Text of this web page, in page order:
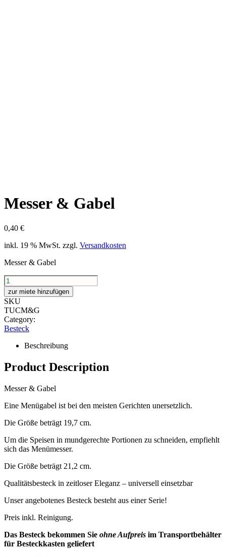
Messer & Gabel
0,40 €
inkl. 19 % MwSt. zzgl. Versandkosten
Messer & Gabel
Messer
&
Gabel
Menge
zur miete hinzufügen
SKU
TUCM&G
Category:
Besteck
Beschreibung
Product Description
Messer & Gabel
Eine Menügabel ist bei den meisten Gerichten unersetzlich.
Die Größe beträgt 19,7 cm.
Um die Speisen in mundgerechte Portionen zu schneiden, empfiehlt
sich das Menümesser.
Die Größe beträgt 21,2 cm.
Qualitätsbesteck in zeitloser Eleganz – universell einsetzbar
Unser angebotenes Besteck besteht aus einer Serie!
Preis inkl. Reinigung.
Das Besteck bekommen Sie ohne Aufpreis im Transportbehälter
für Besteckkasten geliefert